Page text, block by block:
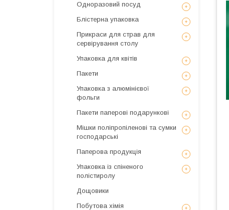
Одноразовий посуд
Блістерна упаковка
Прикраси для страв для
сервірування столу
Упаковка для квітів
Пакети
Упаковка з алюмінієвої
фольги
Пакети паперові подарункові
Мішки поліпропіленові та сумки
господарські
Паперова продукція
Упаковка із спіненого
полістиролу
Дощовики
Побутова хімія